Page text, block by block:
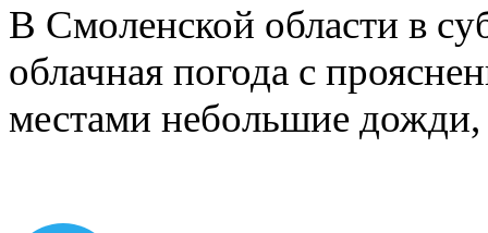
В Смоленской области в
облачная погода с
местами небольшие